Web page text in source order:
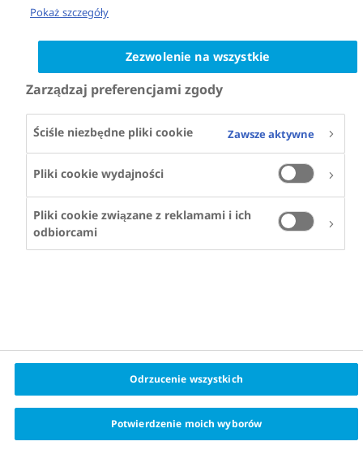
Pokaż szczegóły
Zezwolenie na wszystkie
Zarządzaj preferencjami zgody
Ściśle niezbędne pliki cookie Zawsze aktywne
Pliki cookie wydajności
Pliki cookie związane z reklamami i ich
odbiorcami
Odrzucenie wszystkich
Potwierdzenie moich wyborów